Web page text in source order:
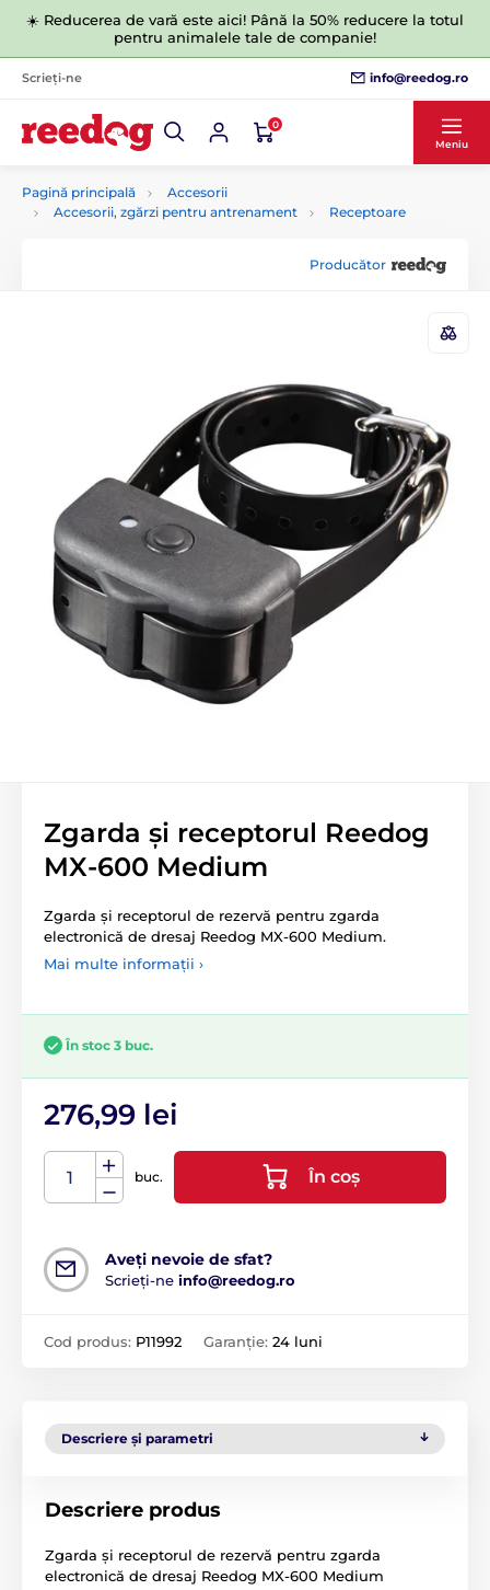
☀️ Reducerea de vară este aici! Până la 50% reducere la totul
pentru animalele tale de companie!
Scrieți-ne info@reedog.ro
0
Meniu
Pagină principală
Accesorii
Accesorii, zgărzi pentru antrenament
Receptoare
Producător
Zgarda și receptorul Reedog
MX-600 Medium
Zgarda și receptorul de rezervă pentru zgarda
electronică de dresaj Reedog MX-600 Medium.
Mai multe informații ›
În stoc 3 buc.
276,99 lei
buc. În coș
Aveți nevoie de sfat?
Scrieți-ne info@reedog.ro
Cod produs: P11992 Garanție: 24 luni
Descriere și parametri
Descriere produs
Zgarda și receptorul de rezervă pentru zgarda
electronică de dresaj Reedog MX-600 Medium